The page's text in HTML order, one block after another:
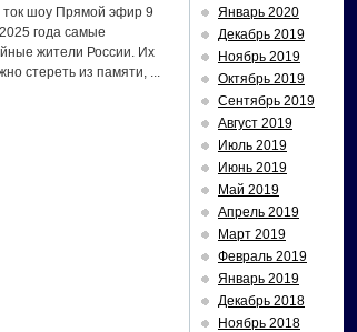
ток шоу Прямой эфир 9
года самые
жители России. Их
стереть из памяти, ...
Январь 2020
Декабрь 2019
Ноябрь 2019
Октябрь 2019
Сентябрь 2019
Август 2019
Июль 2019
Июнь 2019
Май 2019
Апрель 2019
Март 2019
Февраль 2019
Январь 2019
Декабрь 2018
Ноябрь 2018